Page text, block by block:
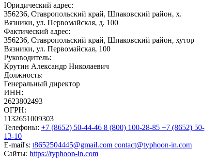
Юридический адрес:
356236, Ставропольский край, Шпаковский район, х.
Вязники, ул. Первомайская, д. 100
Фактический адрес:
356236, Ставропольский край, Шпаковский район, хутор
Вязники, ул. Первомайская, 100
Руководитель:
Крутин Александр Николаевич
Должность:
Генеральный директор
ИНН:
2623802493
ОГРН:
1132651009303
Телефоны: +7 (8652) 50-44-46 8 (800) 100-28-85 +7 (8652) 50-
13-10
E-mail's: t8652504445@gmail.com contact@typhoon-in.com
Сайты: https://typhoon-in.com